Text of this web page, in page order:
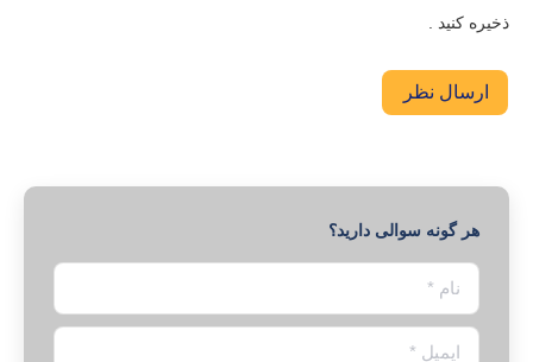
ذخیره کنید .
ارسال نظر
هر گونه سوالی دارید؟
نام *
ایمیل *